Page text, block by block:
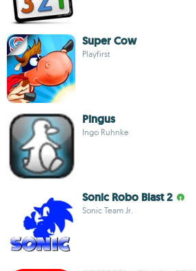
Super Cow
Playfirst
Pingus
Ingo Ruhnke
Sonic Robo Blast 2
Sonic Team Jr.